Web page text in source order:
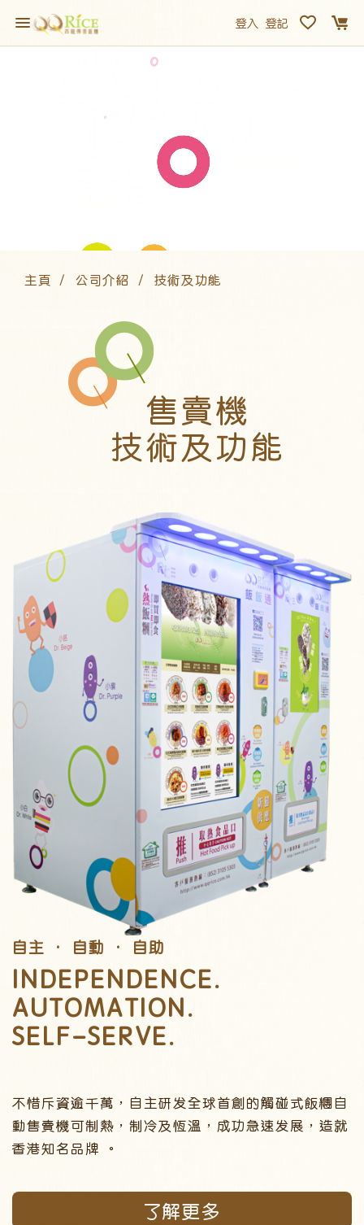
登入 登記
主頁 公司介紹 技術及功能
售賣機
技術及功能
自主 ‧ 自動 ‧ 自助
INDEPENDENCE.
AUTOMATION.
SELF-SERVE.
不惜斥資逾千萬，自主研发全球首創的觸碰式飯糰自
動售賣機可制熱，制冷及恆溫，成功急速发展，造就
香港知名品牌 。
了解更多